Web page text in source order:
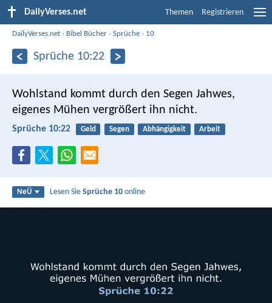
DailyVerses.net Themen Registrieren
DailyVerses.net › Bibel Bücher ›Sprüche › 10
Sprüche 10:22
Wohlstand kommt durch den Segen Jahwes,
eigenes Mühen vergrößert ihn nicht.
Sprüche 10:22 Geld Segen Abhängigkeit Arbeit
NeÜ Lesen SieSprüche 10 online